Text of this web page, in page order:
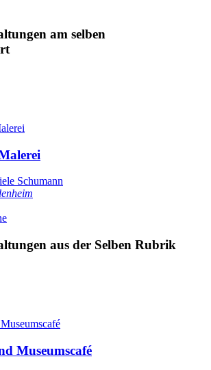
am selben
Schumann
aus der Selben Rubrik
Museumscafé